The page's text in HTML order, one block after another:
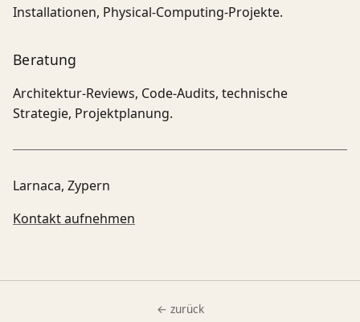
Installationen, Physical-Computing-Projekte.
Beratung
Architektur-Reviews, Code-Audits, technische
Strategie, Projektplanung.
Larnaca, Zypern
Kontakt aufnehmen
← zurück